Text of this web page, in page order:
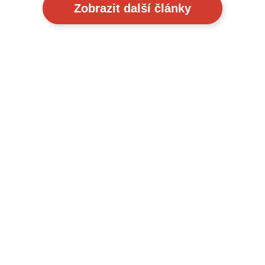
Zobrazit další články